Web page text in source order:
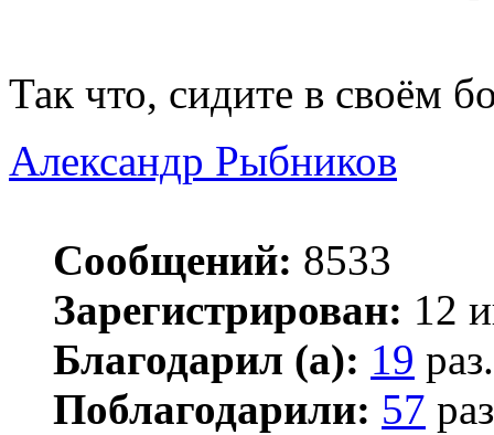
Так что, сидите в своём
Александр Рыбников
Сообщений: 8533
Зарегистрирован: 12
Благодарил (а): 19 раз.
Поблагодарили: 57